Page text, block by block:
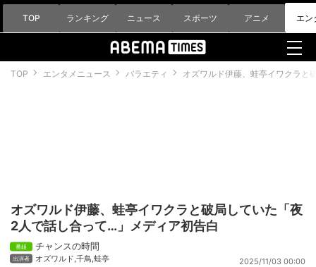
TOP ランキング ニュース スポーツ アニメ エン
TOP エンタメニュース バラエティ オズワルド伊藤、蛙亭イワクラと
オズワルド伊藤、蛙亭イワクラと破局していた「夜
2人で話し合って…」メディア初告白
チャンスの時間
オズワルド 千鳥 蛙亭 2025/11/03 00:00